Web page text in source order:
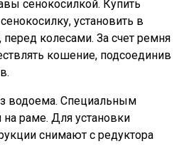
сенокосилкой. Купить
установить в
перед колесами. За счет ремня
кошение, подсоединив
водоема. Специальным
раме. Для установки
снимают с редуктора